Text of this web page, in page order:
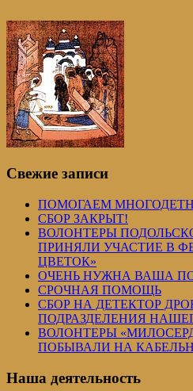
Свежие записи
ПОМОГАЕМ
СБОР ЗАКРЫТ!
ВОЛОНТЕРЫ
ПРИНЯЛИ УЧАСТИЕ В
ЦВЕТОК»
ОЧЕНЬ НУЖНА ВАША
СРОЧНАЯ ПОМОЩЬ
СБОР НА ДЕТЕКТОР
ПОДРАЗДЕЛЕНИЯ
ВОЛОНТЕРЫ
ПОБЫВАЛИ НА
Наша деятельность